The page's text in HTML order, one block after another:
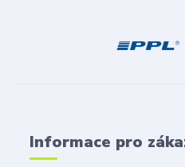
Informace pro